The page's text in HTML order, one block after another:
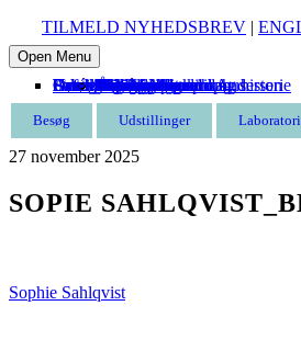
TILMELD NYHEDSBREV |
Open Menu
BesøgEntré
Åbningstider
Find vej
Butik
Omvisning
Udstillinger
Aktuelle
Kommende
Tidligere
Laboratoriet
Arrangementer
Kommende
Tidligere
Udeskole
Om Munkeruphus
Munkeruphus i dag
Husets arkitektur og historie
Gunnar Aagaard Andersen
Have og strand
Leje af Munkeruphus
Organisation
Stillinger
Persondatapolitik
Støt Støt Munkeruphus
Bliv kunstven
Bliv frivillig
Bliv sponsor
Tak til
Café
Besøg Udstillinger
27 november 2025
SOPIE
Sophie Sahlqvist